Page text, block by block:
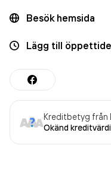
Besök hemsida
Lägg till
Kreditbetyg från
Okänd